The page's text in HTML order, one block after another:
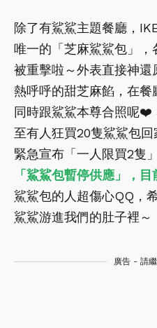
除了有鯊鯊主題餐廳，
唯一的「芝麻鯊鯊包」
被重擊啦～外表直接神
熱呼呼的甜芝麻餡，在
同時跟鯊鯊本尊合照呢❤️
至有人狂買20隻鯊鯊包
緊急宣布「一人限買2隻
「鯊鯊包暫停供應」，
鯊鯊包的人超傷心QQ，
鯊鯊游進我們的肚子裡～
廣告 - 請